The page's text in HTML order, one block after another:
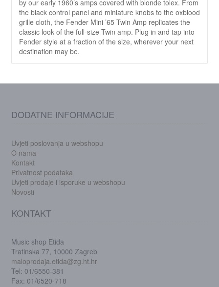
by our early 1960’s amps covered with blonde tolex. From
the black control panel and miniature knobs to the oxblood
grille cloth, the Fender Mini ’65 Twin Amp replicates the
classic look of the full-size Twin amp. Plug in and tap into
Fender style at a fraction of the size, wherever your next
destination may be.
DODATNE INFORMACIJE
Uvjeti poslovanja u webshopu
O nama
Kontakt
Privatnost podataka
Uvjeti prodaje i isporuke u webshopu
Novosti
KONTAKT
Music shop Etida
Tratinska 77, 10000 Zagreb
maloprodaja.etida@zg.ht.hr
Tel: 01/6550-381
Fax: 01/6520-718